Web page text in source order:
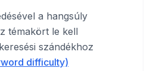
a hangsúly
témakört le kell
szándékhoz
difficulty)